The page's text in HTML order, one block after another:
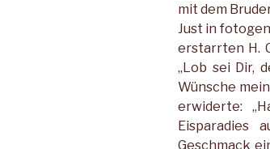
mit dem
Just in
erstarrten H.
„Lob sei Dir,
Wünsche
erwiderte:
Eisparadies
Geschmack